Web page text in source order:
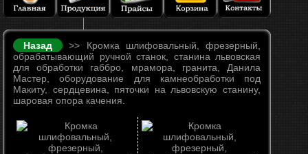
Назад
>> Кромка шлифовальный, фрезерный,
обрабатывающий ручной станок, станина львовская
для обработки габбро, мрамора, гранита, Данила
Мастер, оборудование для камнеобработки под
Макиту, сердцевина, пяточки на львовскую станину,
шаровая опора качения.